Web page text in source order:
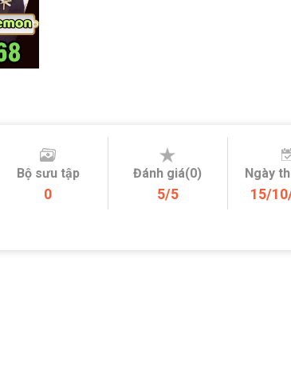
Bộ sưu tập
0
Đánh giá(0)
5/5
Ngày
15/